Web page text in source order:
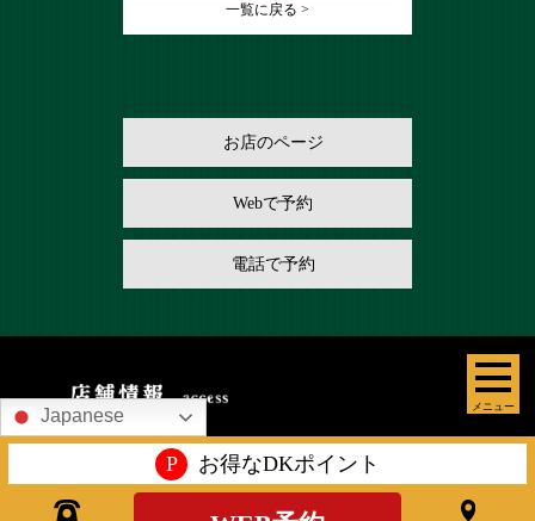
メニュー
一覧に戻る >
お店のページ
Webで予約
電話で予約
Japanese
P お得なDKポイント